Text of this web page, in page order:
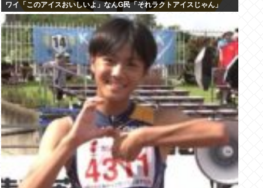
ワイ「このアイスおいしいよ」なんG民「それラクトアイスじゃん」